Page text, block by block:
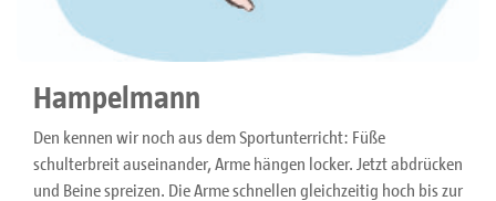
Hampelmann
Den kennen wir noch aus dem Sportunterricht: Füße
schulterbreit auseinander, Arme hängen locker. Jetzt abdrücken
und Beine spreizen. Die Arme schnellen gleichzeitig hoch bis zur